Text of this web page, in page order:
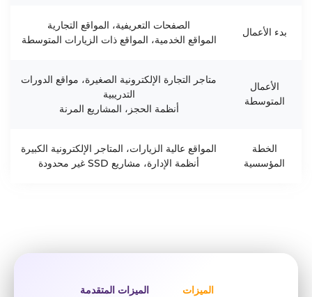
بدء الأعمال
الصفحات التعريفية، المواقع التجارية
المواقع الخدمية، المواقع ذات الزيارات المتوسطة
الأعمال
المتوسطة
متاجر التجارة الإلكترونية الصغيرة، مواقع الدورات
التدريبية
أنظمة الحجز، المشاريع المرنة
الخطة
المؤسسية
المواقع عالية الزيارات، المتاجر الإلكترونية الكبيرة
أنظمة الإدارة، مشاريع SSD غير محدودة
الميزات الميزات المتقدمة